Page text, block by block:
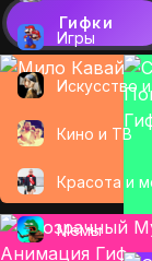
Игры
Искусcтво
Кино и ТВ
Красота и
Мемы
Гифки